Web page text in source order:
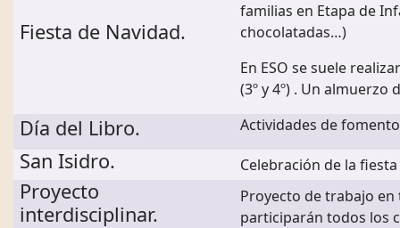
Fiesta de Navidad.
familias en Etapa de
chocolatadas…)
En ESO se suele
(3º y 4º) . Un
Día del Libro. Actividades de
San Isidro. Celebración de la
Proyecto
interdisciplinar.
Proyecto de trabajo
participarán todos los